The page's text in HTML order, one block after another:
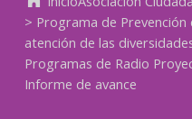
> Programa de Prevención
atención de las
Programas de Radio
Informe de avance